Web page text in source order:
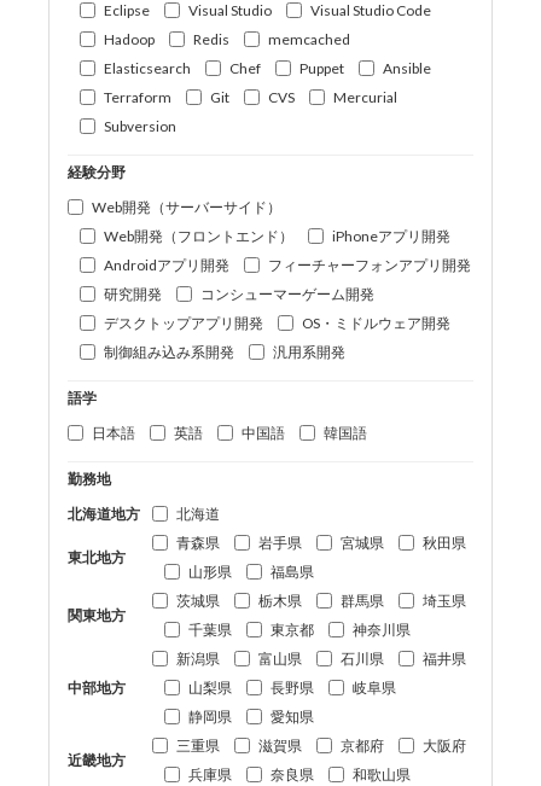
Eclipse
Visual Studio
Visual Studio Code
Hadoop
Redis
memcached
Elasticsearch
Chef Puppet
Ansible
Terraform
Git CVS
Mercurial
Subversion
経験分野
Web開発（サーバーサイド）
Web開発（フロントエンド）
iPhoneアプリ開発
Androidアプリ開発
フィーチャーフォンアプリ開発
研究開発
コンシューマーゲーム開発
デスクトップアプリ開発
OS・ミドルウェア開発
制御組み込み系開発
汎用系開発
語学
日本語
英語 中国語 韓国語
勤務地
北海道地方
北海道
東北地方
青森県 岩手県 宮城県
秋田県
山形県
福島県
関東地方
茨城県 栃木県 群馬県
埼玉県
千葉県
東京都 神奈川県
中部地方
新潟県 富山県 石川県
福井県
山梨県
長野県
岐阜県
静岡県
愛知県
近畿地方
三重県 滋賀県 京都府
大阪府
兵庫県
奈良県 和歌山県